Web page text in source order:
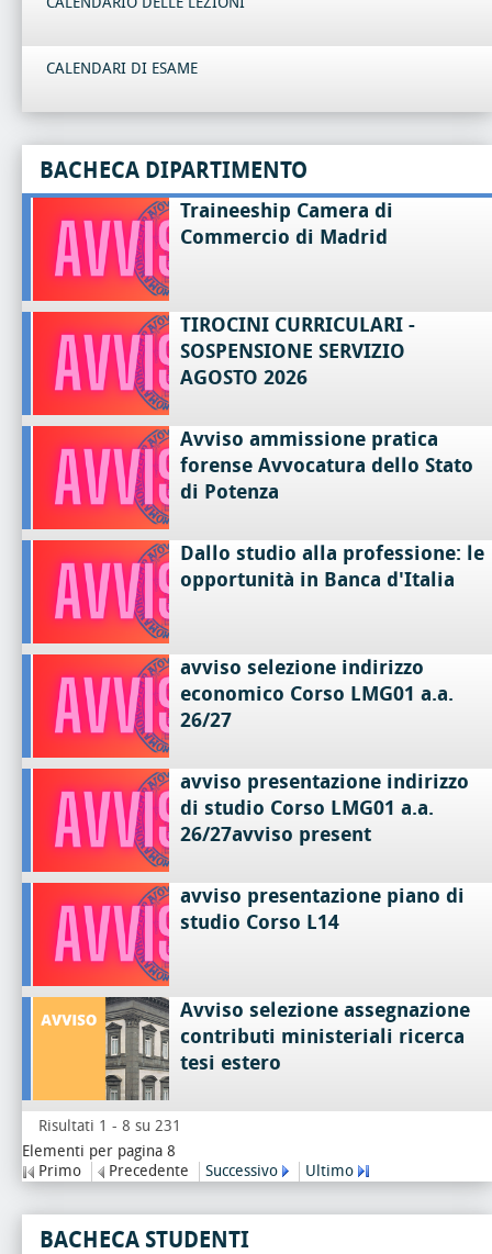
CALENDARI DI ESAME
BACHECA DIPARTIMENTO
Traineeship Camera di
Commercio di Madrid
TIROCINI CURRICULARI -
SOSPENSIONE SERVIZIO
AGOSTO 2026
Avviso ammissione pratica
forense Avvocatura dello Stato
di Potenza
Dallo studio alla professione: le
opportunità in Banca d'Italia
avviso selezione indirizzo
economico Corso LMG01 a.a.
26/27
avviso presentazione indirizzo
di studio Corso LMG01 a.a.
26/27avviso present
avviso presentazione piano di
studio Corso L14
Avviso selezione assegnazione
contributi ministeriali ricerca
tesi estero
Risultati 1 - 8 su 231
Elementi per pagina 8
Primo
Precedente Successivo Ultimo
BACHECA STUDENTI